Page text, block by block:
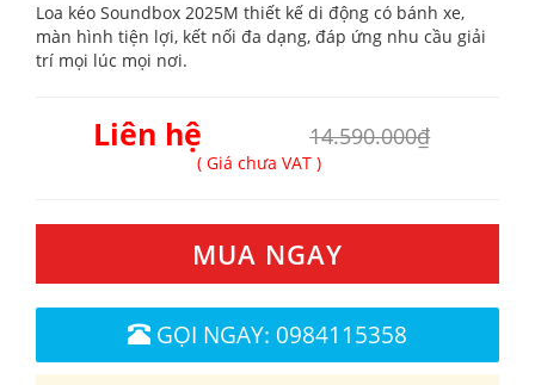
Loa kéo Soundbox 2025M thiết kế di động có bánh xe,
màn hình tiện lợi, kết nối đa dạng, đáp ứng nhu cầu giải
trí mọi lúc mọi nơi.
Liên hệ 14.590.000₫
( Giá chưa VAT )
MUA NGAY
GỌI NGAY: 0984115358